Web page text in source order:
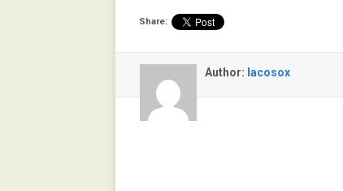
Share:
Author: lacosox